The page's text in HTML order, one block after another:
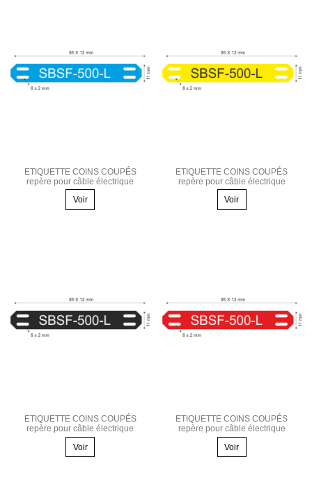
ETIQUETTE COINS COUPÉS
repère pour câble électrique
Voir
ETIQUETTE COINS COUPÉS
repère pour câble électrique
Voir
ETIQUETTE COINS COUPÉS
repère pour câble électrique
Voir
ETIQUETTE COINS COUPÉS
repère pour câble électrique
Voir